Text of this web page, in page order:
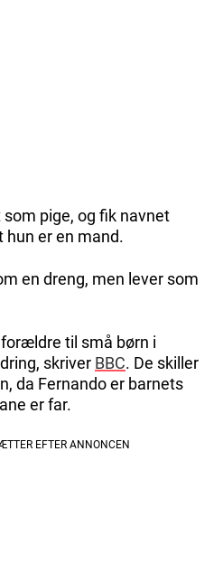
pige, og fik navnet
hun er en mand.
en dreng, men lever som
til små børn i
skriver BBC. De skiller
da Fernando er barnets
er far.